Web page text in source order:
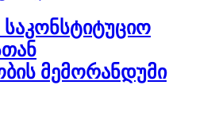
მემორანდუმი